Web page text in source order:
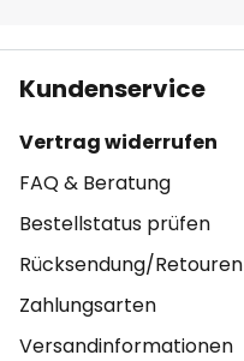
Kundenservice
Vertrag widerrufen
FAQ & Beratung
Bestellstatus prüfen
Rücksendung/Retouren
Zahlungsarten
Versandinformationen